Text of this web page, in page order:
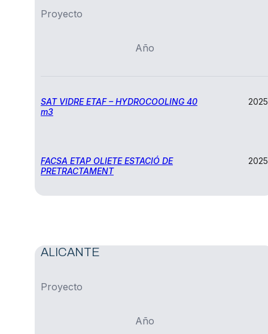
Proyecto
Año
SAT VIDRE ETAF – HYDROCOOLING 40
m3
2025
FACSA ETAP OLIETE ESTACIÓ DE
PRETRACTAMENT
2025
ALICANTE
Proyecto
Año